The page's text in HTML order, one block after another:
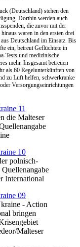
(Deutschland) stehen den
Dorthin werden auch
die zuvor mit der
waren in den ersten drei
Deutschland im Einsatz. Bis
ein, betreut Geflüchtete in
Tests und medizinische
mehr. Insgesamt betreuen
als 60 Regelunterkünften von
zu Luft helfen, schwerkranke
Versorgungseinrichtungen
die Malteser
polnisch-
International
- Action
bringen
Malteser